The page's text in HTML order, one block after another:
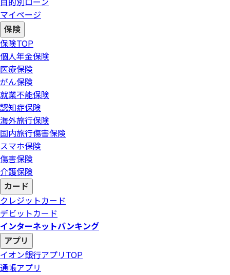
目的別ローン
マイページ
保険
保険TOP
個人年金保険
医療保険
がん保険
就業不能保険
認知症保険
海外旅行保険
国内旅行傷害保険
スマホ保険
傷害保険
介護保険
カード
クレジットカード
デビットカード
インターネットバンキング
アプリ
イオン銀行アプリ TOP
通帳アプリ